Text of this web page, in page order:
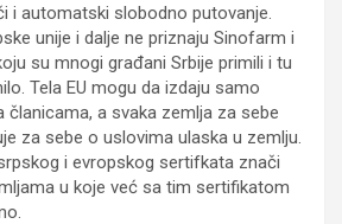
i automatski slobodno putovanje.
unije i dalje ne priznaju Sinofarm i
su mnogi građani Srbije primili i tu
Tela EU mogu da izdaju samo
članicama, a svaka zemlja za sebe
za sebe o uslovima ulaska u zemlju.
i evropskog sertifkata znači
u koje već sa tim sertifikatom